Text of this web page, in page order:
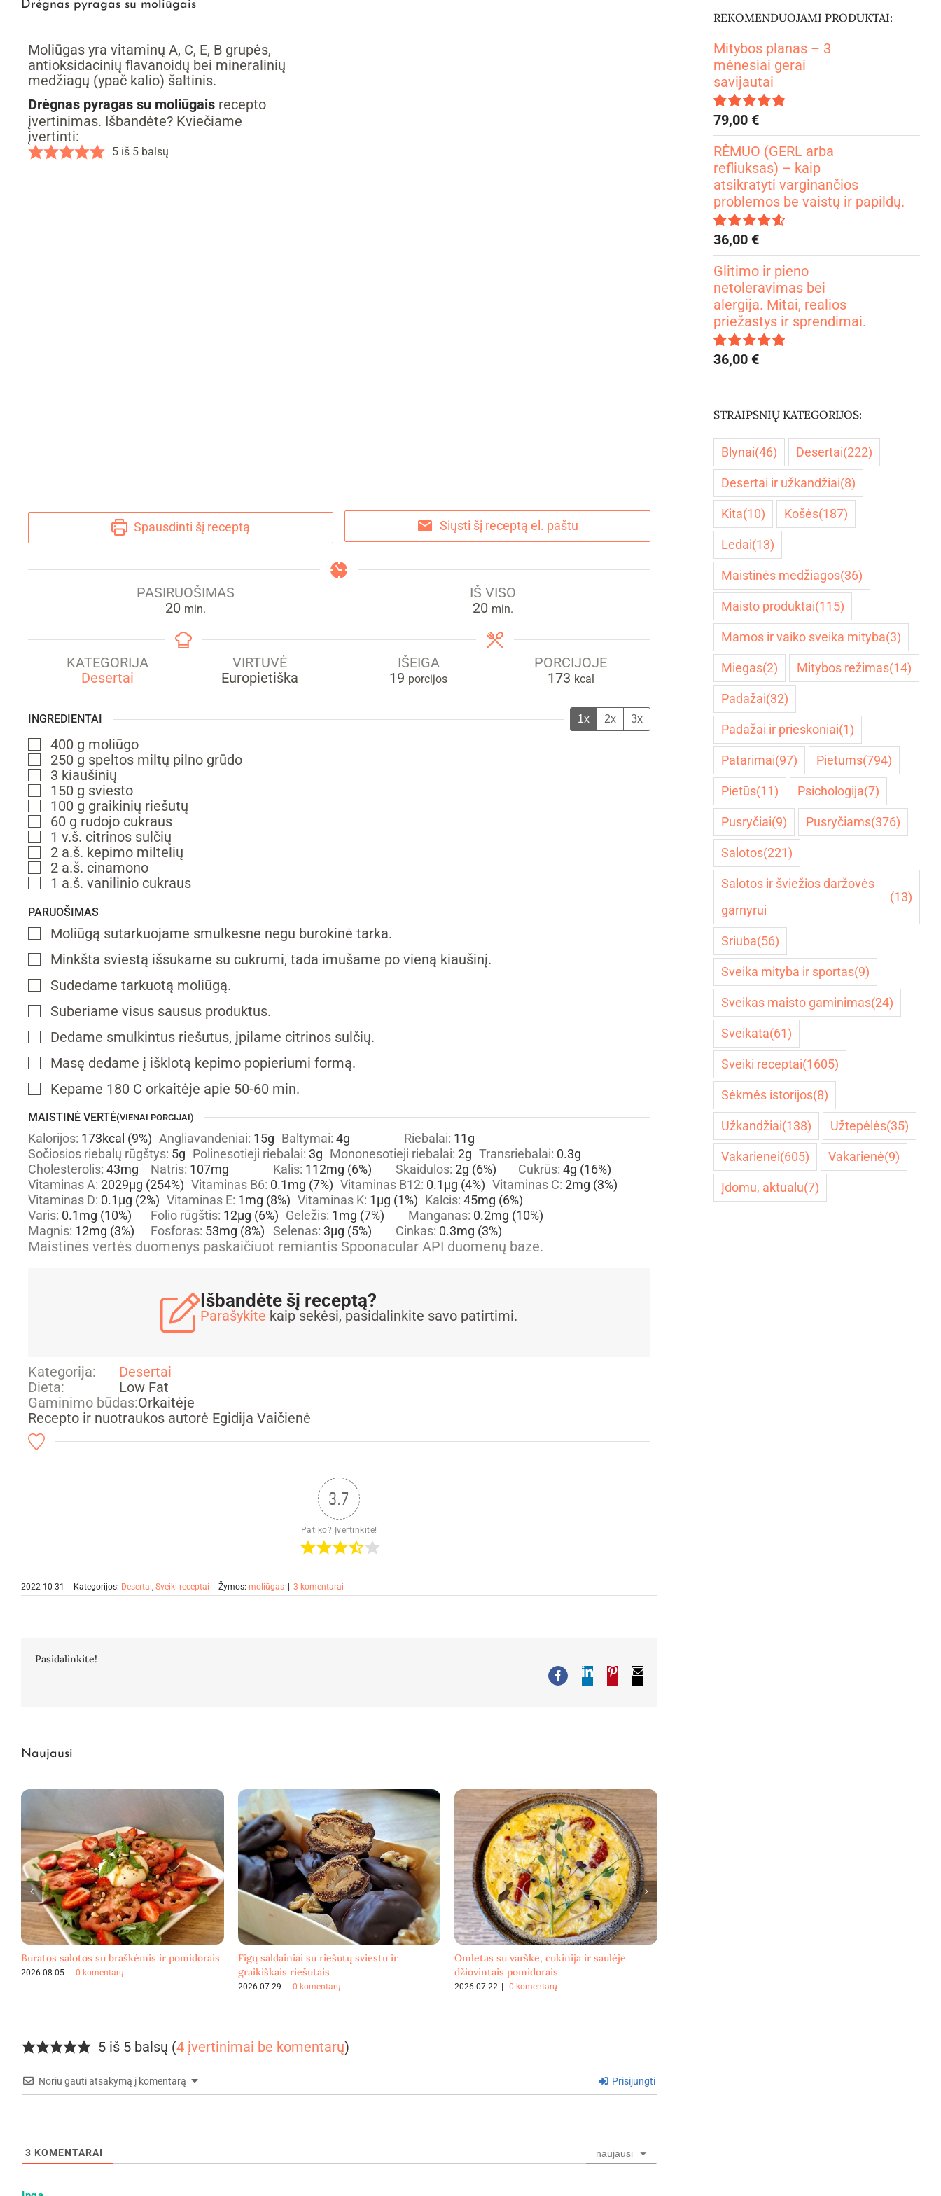
Drėgnas pyragas su moliūgais
Moliūgas yra vitaminų A, C, E, B grupės,
antioksidacinių flavanoidų bei mineralinių
medžiagų (ypač kalio) šaltinis.
Drėgnas pyragas su moliūgais recepto
įvertinimas. Išbandėte? Kviečiame
įvertinti:
5 iš 5 balsų
Spausdinti šį receptą Siųsti šį receptą el. paštu
PASIRUOŠIMAS
20min.
min.
IŠ VISO
20 min.
min.
KATEGORIJA
Desertai
VIRTUVĖ
Europietiška
IŠEIGA
19 porcijos
PORCIJOJE
173 kcal
INGREDIENTAI 1x 2x 3x
▢
400 g moliūgo
▢
250 g speltos miltų pilno grūdo
▢
3 kiaušinių
▢
150 g sviesto
▢
100 g graikinių riešutų
▢
60 g rudojo cukraus
▢
1 v.š. citrinos sulčių
▢
2 a.š. kepimo miltelių
▢
2 a.š. cinamono
▢
1 a.š. vanilinio cukraus
PARUOŠIMAS
▢
Moliūgą sutarkuojame smulkesne negu burokinė tarka.
▢
Minkšta sviestą išsukame su cukrumi, tada imušame po vieną kiaušinį.
▢
Sudedame tarkuotą moliūgą.
▢
Suberiame visus sausus produktus.
▢
Dedame smulkintus riešutus, įpilame citrinos sulčių.
▢
Masę dedame į išklotą kepimo popieriumi formą.
▢
Kepame 180 C orkaitėje apie 50-60 min.
MAISTINĖ VERTĖ(VIENAI PORCIJAI)
Kalorijos: 173kcal (9%) Angliavandeniai: 15g Baltymai: 4g Riebalai: 11g
Sočiosios riebalų rūgštys: 5g Polinesotieji riebalai: 3g Mononesotieji riebalai: 2g Transriebalai: 0.3g
Cholesterolis: 43mg Natris: 107mg Kalis: 112mg (6%) Skaidulos: 2g (6%) Cukrūs: 4g (16%)
Vitaminas A: 2029µg (254%) Vitaminas B6: 0.1mg (7%) Vitaminas B12: 0.1µg (4%) Vitaminas C: 2mg (3%)
Vitaminas D: 0.1µg (2%) Vitaminas E: 1mg (8%) Vitaminas K: 1µg (1%) Kalcis: 45mg (6%)
Varis: 0.1mg (10%) Folio rūgštis: 12µg (6%) Geležis: 1mg (7%) Manganas: 0.2mg (10%)
Magnis: 12mg (3%) Fosforas: 53mg (8%) Selenas: 3µg (5%) Cinkas: 0.3mg (3%)
Maistinės vertės duomenys paskaičiuot remiantis Spoonacular API duomenų baze.
Išbandėte šį receptą?
Parašykite kaip sekėsi, pasidalinkite savo patirtimi.
Kategorija:
Desertai
Dieta:
Low Fat
Gaminimo būdas:Orkaitėje
Recepto ir nuotraukos autorė Egidija Vaičienė
3.7
Patiko? Įvertinkite!
2022-10-31 Kategorijos: Desertai, Sveiki receptai Žymos: moliūgas 3 komentarai
Pasidalinkite!
FacebookLinkedInPinterest
El.
Naujausi
Buratos salotos su braškėmis ir pomidorais
2026-08-05 0 komentarų
Figų saldainiai su riešutų sviestu ir
graikiškais riešutais
2026-07-29 0 komentarų
Omletas su varške, cukinija ir saulėje
džiovintais pomidorais
2026-07-22 0 komentarų
5 iš 5 balsų (4 įvertinimai be komentarų)
Noriu gauti atsakymą į komentarą Prisijungti
3 KOMENTARAI naujausi
REKOMENDUOJAMI PRODUKTAI:
Mitybos planas – 3
mėnesiai gerai
savijautai
Įvertinimas:
4.99iš 5
79,00 €
RĖMUO (GERL arba
refliuksas) – kaip
atsikratyti varginančios
problemos be vaistų ir papildų.
Įvertinimas:
4.67iš 5
36,00 €
Glitimo ir pieno
netoleravimas bei
alergija. Mitai, realios
priežastys ir sprendimai.
Įvertinimas:
5.00iš 5
36,00 €
STRAIPSNIŲ KATEGORIJOS:
Blynai(46) Desertai(222)
Desertai ir užkandžiai(8)
Kita(10) Košės(187)
Ledai(13)
Maistinės medžiagos(36)
Maisto produktai(115)
Mamos ir vaiko sveika mityba(3)
Miegas(2) Mitybos režimas(14)
Padažai(32)
Padažai ir prieskoniai(1)
Patarimai(97) Pietums(794)
Pietūs(11) Psichologija(7)
Pusryčiai(9) Pusryčiams(376)
Salotos(221)
Salotos ir šviežios daržovės
garnyrui
(13)
Sriuba(56)
Sveika mityba ir sportas(9)
Sveikas maisto gaminimas(24)
Sveikata(61)
Sveiki receptai(1605)
Sėkmės istorijos(8)
Užkandžiai(138) Užtepėlės(35)
Vakarienei(605) Vakarienė(9)
Įdomu, aktualu(7)